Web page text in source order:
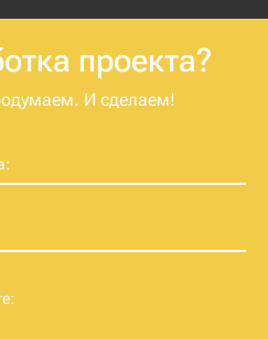
проекта?
И сделаем!